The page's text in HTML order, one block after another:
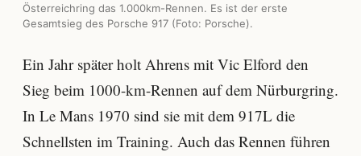
Österreichring das 1.000km-Rennen. Es ist der erste
Gesamtsieg des Porsche 917 (Foto: Porsche).
Ein Jahr später holt Ahrens mit Vic Elford den
Sieg beim 1000-km-Rennen auf dem Nürburgring.
In Le Mans 1970 sind sie mit dem 917L die
Schnellsten im Training. Auch das Rennen führen